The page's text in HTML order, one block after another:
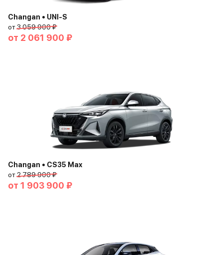
Changan • UNI-S
от3 059 900 ₽
от 2 061 900 ₽
Changan • CS35 Max
от2 789 900 ₽
от 1 903 900 ₽